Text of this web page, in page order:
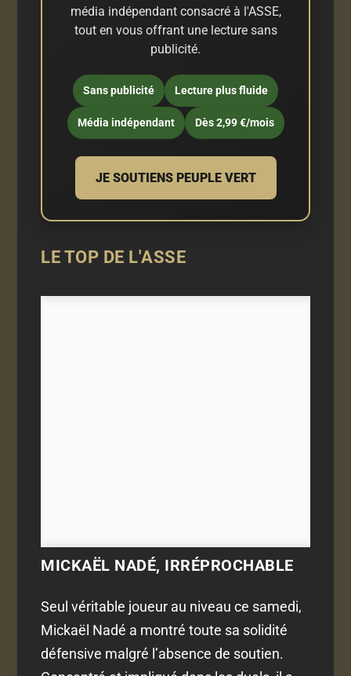
média indépendant consacré à l'ASSE,
tout en vous offrant une lecture sans
publicité.
Sans publicité Lecture plus fluide
Média indépendant Dès 2,99 €/mois
JE SOUTIENS PEUPLE VERT
LE TOP DE L'ASSE
MICKAËL NADÉ, IRRÉPROCHABLE
Seul véritable joueur au niveau ce samedi,
Mickaël Nadé a montré toute sa solidité
défensive malgré l’absence de soutien.